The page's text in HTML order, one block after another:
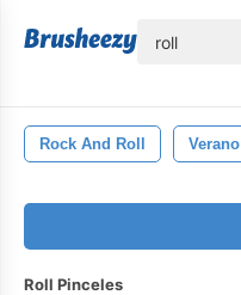
Rock And Roll Verano
Roll Pinceles